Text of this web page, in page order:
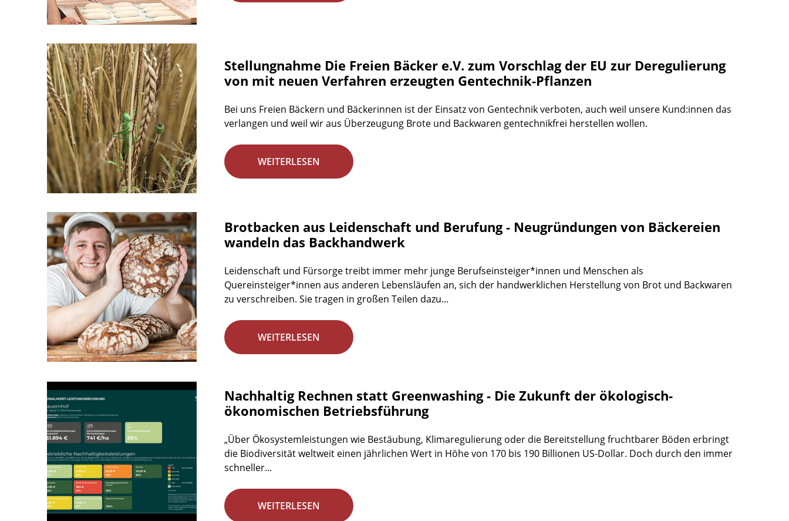
Stellungnahme Die Freien Bäcker e.V. zum Vorschlag der EU zur Deregulierung
von mit neuen Verfahren erzeugten Gentechnik-Pflanzen
Bei uns Freien Bäckern und Bäckerinnen ist der Einsatz von Gentechnik verboten, auch weil unsere Kund:innen das
verlangen und weil wir aus Überzeugung Brote und Backwaren gentechnikfrei herstellen wollen.
WEITERLESEN
Brotbacken aus Leidenschaft und Berufung - Neugründungen von Bäckereien
wandeln das Backhandwerk
Leidenschaft und Fürsorge treibt immer mehr junge Berufseinsteiger*innen und Menschen als
Quereinsteiger*innen aus anderen Lebensläufen an, sich der handwerklichen Herstellung von Brot und Backwaren
zu verschreiben. Sie tragen in großen Teilen dazu...
WEITERLESEN
Nachhaltig Rechnen statt Greenwashing - Die Zukunft der ökologisch-
ökonomischen Betriebsführung
„Über Ökosystemleistungen wie Bestäubung, Klimaregulierung oder die Bereitstellung fruchtbarer Böden erbringt
die Biodiversität weltweit einen jährlichen Wert in Höhe von 170 bis 190 Billionen US-Dollar. Doch durch den immer
schneller...
WEITERLESEN